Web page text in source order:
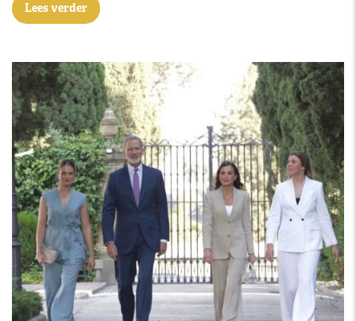
Lees verder